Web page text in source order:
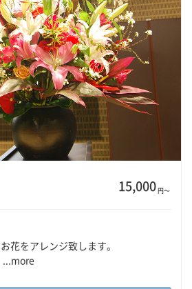
15,000円〜
花をアレンジ致します。
...more